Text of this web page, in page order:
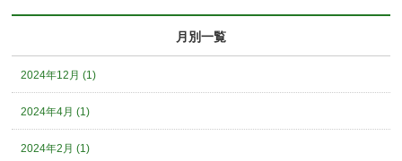
月別一覧
2024年12月 (1)
2024年4月 (1)
2024年2月 (1)